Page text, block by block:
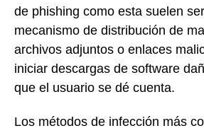
de phishing como esta suelen
mecanismo de distribución de
archivos adjuntos o enlaces
iniciar descargas de software
que el usuario se dé cuenta.
Los métodos de infección más